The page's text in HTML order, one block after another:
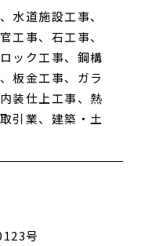
水道施設工事、
工事、石工事、
ック工事、鋼構
板金工事、ガラ
装仕上工事、熱
引業、建築・土
号